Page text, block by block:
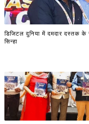
डिजिटल दुनिया में दमदार दस्तक के
सिन्हा